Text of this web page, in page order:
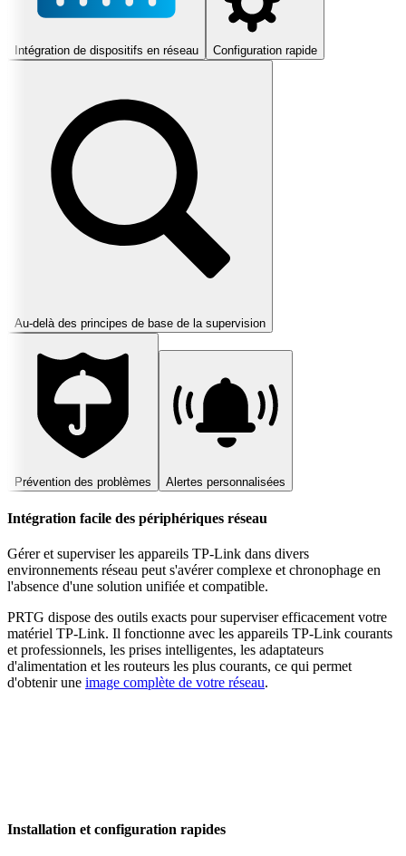
Intégration de dispositifs en réseau Configuration rapide
Au-delà des principes de base de la supervision
Prévention des problèmes Alertes personnalisées
Intégration facile des périphériques réseau
Gérer et superviser les appareils TP-Link dans divers
environnements réseau peut s'avérer complexe et chronophage en
l'absence d'une solution unifiée et compatible.
PRTG dispose des outils exacts pour superviser efficacement votre
matériel TP-Link. Il fonctionne avec les appareils TP-Link courants
et professionnels, les prises intelligentes, les adaptateurs
d'alimentation et les routeurs les plus courants, ce qui permet
d'obtenir une image complète de votre réseau.
Installation et configuration rapides